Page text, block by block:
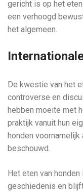
gericht is op het
een verhoogd
het algemeen.
De kwestie van het
controverse en
hebben moeite met
praktijk vanuit hun
honden
beschouwd.
Het eten van
geschiedenis en